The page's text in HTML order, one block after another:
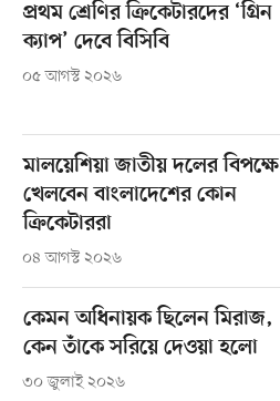
প্রথম শ্রেণির ক্রিকেটারদের ‘গ্রিন
ক্যাপ’ দেবে বিসিবি
০৫ আগস্ট ২০২৬
মালয়েশিয়া জাতীয় দলের বিপক্ষে
খেলবেন বাংলাদেশের কোন
ক্রিকেটাররা
০৪ আগস্ট ২০২৬
কেমন অধিনায়ক ছিলেন মিরাজ,
কেন তাঁকে সরিয়ে দেওয়া হলো
৩০ জুলাই ২০২৬